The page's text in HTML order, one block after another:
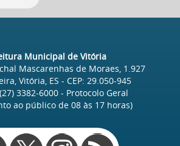
Municipal de Vitória
Mascarenhas de Moraes, 1.927
Vitória, ES - CEP: 29.050-945
(27) 3382-6000 - Protocolo Geral
ao público de 08às 17horas)